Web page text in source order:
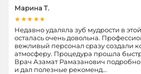
Марина Т.
★★★★★
Недавно удаляла зуб мудрости в
осталась очень довольна.
вежливый персонал сразу создали
атмосферу. Процедура прошла
Врач Азамат Рамазанович
и дал полезные рекоменд…